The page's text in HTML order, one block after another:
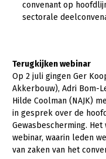
convenant op
sectorale
Terugkijken webinar
Op 2 juli gingen Ger
Akkerbouw), Adri Bom-
Hilde Coolman (NAJK)
in gesprek over de
Gewasbescherming.
webinar, waarin leden
van zaken van het